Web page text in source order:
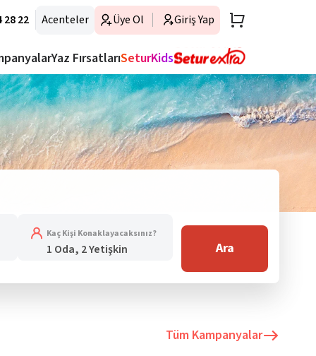
28 22 Acenteler Üye Ol Giriş Yap
Yaz FırsatlarıSeturKids
Kaç Kişi Konaklayacaksınız?
1 Oda, 2 Yetişkin Ara
Tüm Kampanyalar